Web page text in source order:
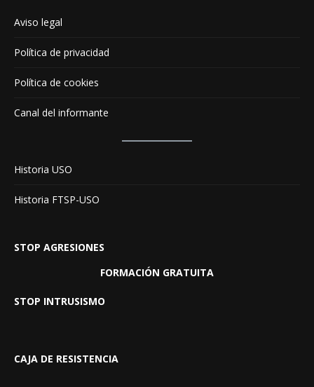
Aviso legal
Política de privacidad
Política de cookies
Canal del informante
Historia USO
Historia FTSP-USO
STOP AGRESIONES
FORMACIÓN GRATUITA
STOP INTRUSISMO
CAJA DE RESISTENCIA